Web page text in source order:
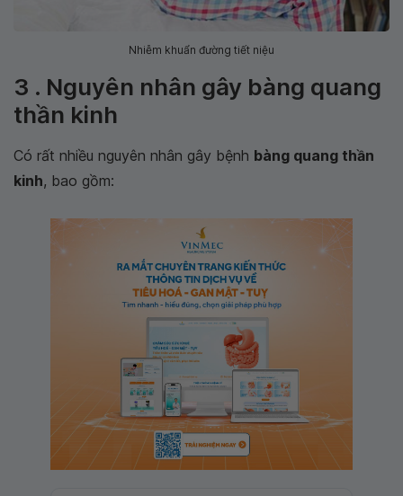
Nhiễm khuẩn đường tiết niệu
3 . Nguyên nhân gây bàng quang
thần kinh
Có rất nhiều nguyên nhân gây bệnh bàng quang thần
kinh, bao gồm: